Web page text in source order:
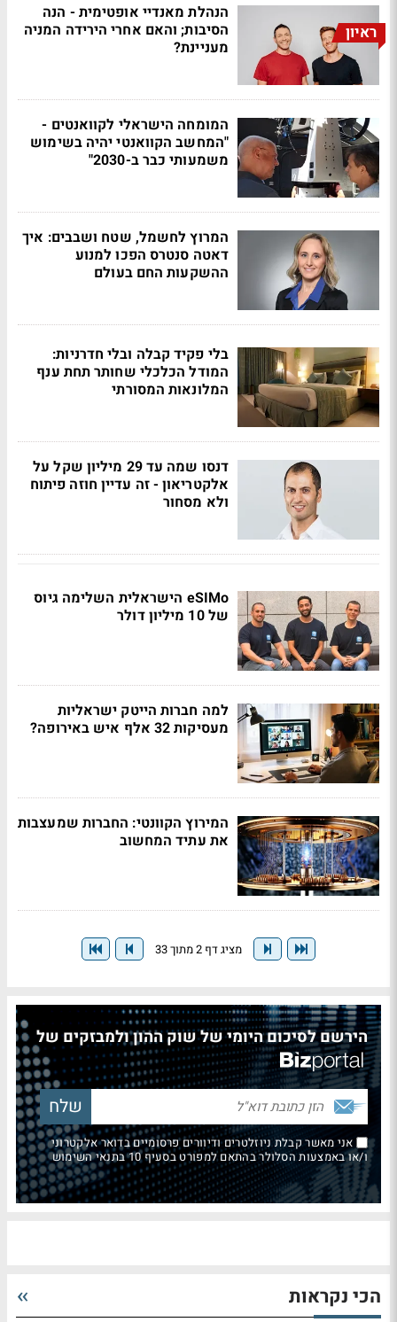
ראיון
הנהלת מאנדיי אופטימית - הנה
הסיבות; והאם אחרי הירידה המניה
מעניינת?
המומחה הישראלי לקוואנטים -
"המחשב הקוואנטי יהיה בשימוש
משמעותי כבר ב-2030"
המרוץ לחשמל, שטח ושבבים: איך
דאטה סנטרס הפכו למנוע
ההשקעות החם בעולם
בלי פקיד קבלה ובלי חדרניות:
המודל הכלכלי שחותר תחת ענף
המלונאות המסורתי
דנסו שמה עד 29 מיליון שקל על
אלקטריאון - זה עדיין חוזה פיתוח
ולא מסחור
eSIMo הישראלית השלימה גיוס
של 10 מיליון דולר
למה חברות הייטק ישראליות
מעסיקות 32 אלף איש באירופה?
המירוץ הקוונטי: החברות שמעצבות
את עתיד המחשוב
מציג דף 2 מתוך 33
הירשם לסיכום היומי של שוק ההון ולמבזקים של
אני מאשר קבלת ניוזלטרים ודיוורים פרסומיים בדואר אלקטרוני
ו/או באמצעות הסלולר בהתאם למפורט בסעיף 10 בתנאי השימוש
הכי נקראות